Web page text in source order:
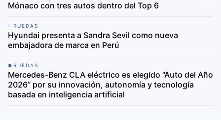
Mónaco con tres autos dentro del Top 6
RUEDAS
Hyundai presenta a Sandra Sevil como nueva
embajadora de marca en Perú
RUEDAS
Mercedes-Benz CLA eléctrico es elegido “Auto del Año
2026” por su innovación, autonomía y tecnología
basada en inteligencia artificial